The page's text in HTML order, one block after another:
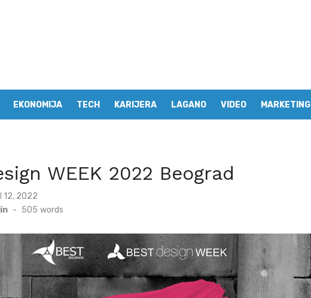
EKONOMIJA TECH KARIJERA LAGANO VIDEO MARKETING
WEEK 2022 Beograd
12, 2022
- 505 words